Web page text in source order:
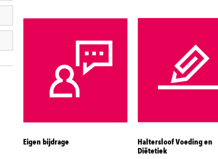
Eigen bijdrage
Haltersloof Voeding en
Diëtetiek